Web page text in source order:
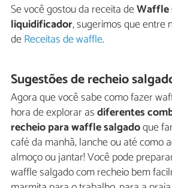
Se você gostou da receita deWaffle
liquidificador, sugerimos que entre
deReceitas de waffle.
Sugestões de recheio
Agora que você sabe como fazer
hora de explorar asdiferentes
recheio para waffle salgadoque
café da manhã, lanche ou até como
almoço ou jantar! Você pode
waffle salgado com recheio bem